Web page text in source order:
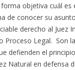
objetiva cuál es
de conocer su
derecho al Juez
Proceso Legal. Son
defienden el
Natural en defensa